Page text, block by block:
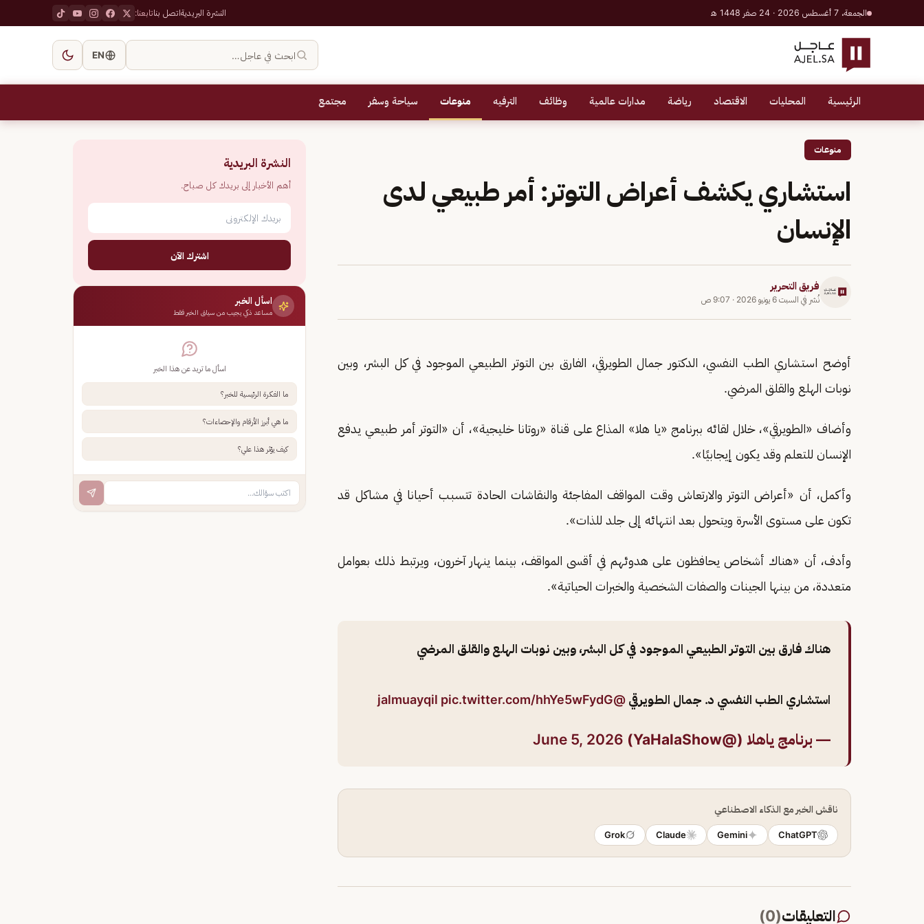
الجمعة، 7 أغسطس 2026 · 24 صفر 1448 هـ النشرة البريديةاتصل بناتابعنا:
ابحث في عاجل… EN
الرئيسية المحليات الاقتصاد رياضة مدارات عالمية وظائف الترفيه منوعات سياحة وسفر مجتمع
منوعات
استشاري يكشف أعراض التوتر: أمر طبيعي لدى
الإنسان
فريق التحرير
نُشر في السبت 6 يونيو 2026 · 9:07 ص
أوضح استشاري الطب النفسي، الدكتور جمال الطويرقي، الفارق بين التوتر الطبيعي الموجود في كل البشر، وبين
نوبات الهلع والقلق المرضي.
وأضاف «الطويرقي»، خلال لقائه ببرنامج «يا هلا» المذاع على قناة «روتانا خليجية»، أن «التوتر أمر طبيعي يدفع
الإنسان للتعلم وقد يكون إيجابيًا».
وأكمل، أن «أعراض التوتر والارتعاش وقت المواقف المفاجئة والنقاشات الحادة تتسبب أحيانا في مشاكل قد
تكون على مستوى الأسرة ويتحول بعد انتهائه إلى جلد للذات».
وأدف، أن «هناك أشخاص يحافظون على هدوئهم في أقسى المواقف، بينما ينهار آخرون، ويرتبط ذلك بعوامل
متعددة، من بينها الجينات والصفات الشخصية والخبرات الحياتية».
هناك فارق بين التوتر الطبيعي الموجود في كل البشر، وبين نوبات الهلع والقلق المرضي
استشاري الطب النفسي د. جمال الطويرقي @jalmuayqil
pic.twitter.com/hhYe5wFydG
— برنامج ياهلا (@YaHalaShow) June 5, 2026
ناقش الخبر مع الذكاء الاصطناعي
ChatGPT
Gemini
Claude
Grok
التعليقات(
0
)
النشرة البريدية
أهم الأخبار إلى بريدك كل صباح.
اشترك الآن
اسأل الخبر
مساعد ذكي يجيب من سياق الخبر فقط
اسأل ما تريد عن هذا الخبر
ما الفكرة الرئيسية للخبر؟
ما هي أبرز الأرقام والإحصاءات؟
كيف يؤثر هذا علي؟